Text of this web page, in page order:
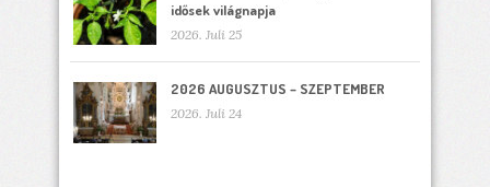
idősek világnapja
2026. Juli 25
2026 AUGUSZTUS – SZEPTEMBER
2026. Juli 24